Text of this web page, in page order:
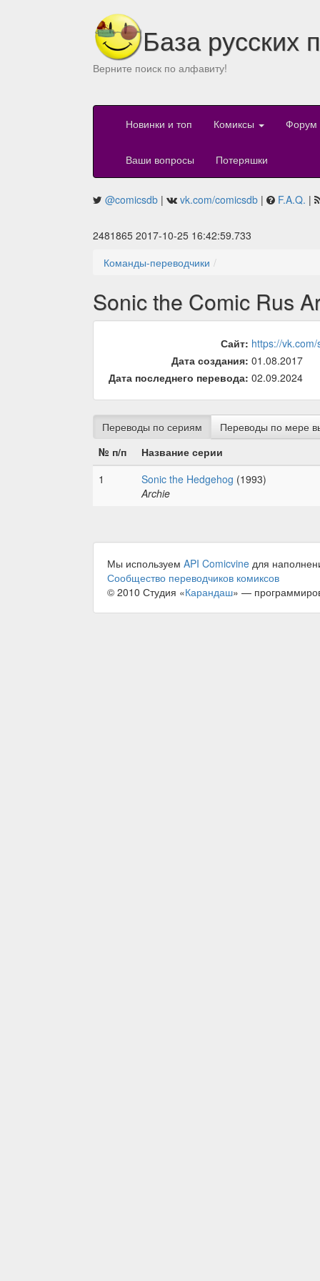
База русских
Верните поиск по алфавиту!
Новинки и топ Комиксы Форум
Ваши вопросы Потеряшки
@comicsdb | vk.com/comicsdb | F.A.Q. |
2481865 2017-10-25 16:42:59.733
Команды-переводчики
Sonic the Comic Rus
Сайт: https://
Дата создания: 01.08.2017
Дата последнего перевода: 02.09.2024
Переводы по сериям
Переводы по мере
№ п/п
Название серии
1
Sonic the Hedgehog (1993)
Archie
Мы используем API Comicvine для
Сообщество переводчиков комиксов
© 2010 Студия «Карандаш» —